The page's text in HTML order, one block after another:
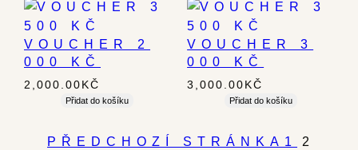
VOUCHER 2
000 KČ
2,000.00KČ
Přidat do košíku
VOUCHER 3
000 KČ
3,000.00KČ
Přidat do košíku
PŘEDCHOZÍ STRÁNKA 1 2